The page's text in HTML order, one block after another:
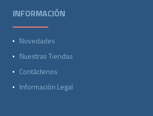
INFORMACIÓN
Novedades
Nuestras Tiendas
Contáctenos
Información Legal